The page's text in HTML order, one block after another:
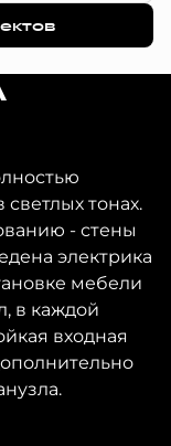
тонах.
- стены
электрика
мебели
в каждой
входная